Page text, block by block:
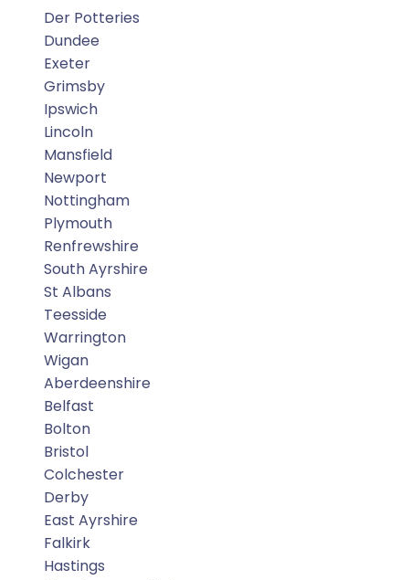
Der Potteries
Dundee
Exeter
Grimsby
Ipswich
Lincoln
Mansfield
Newport
Nottingham
Plymouth
Renfrewshire
South Ayrshire
St Albans
Teesside
Warrington
Wigan
Aberdeenshire
Belfast
Bolton
Bristol
Colchester
Derby
East Ayrshire
Falkirk
Hastings